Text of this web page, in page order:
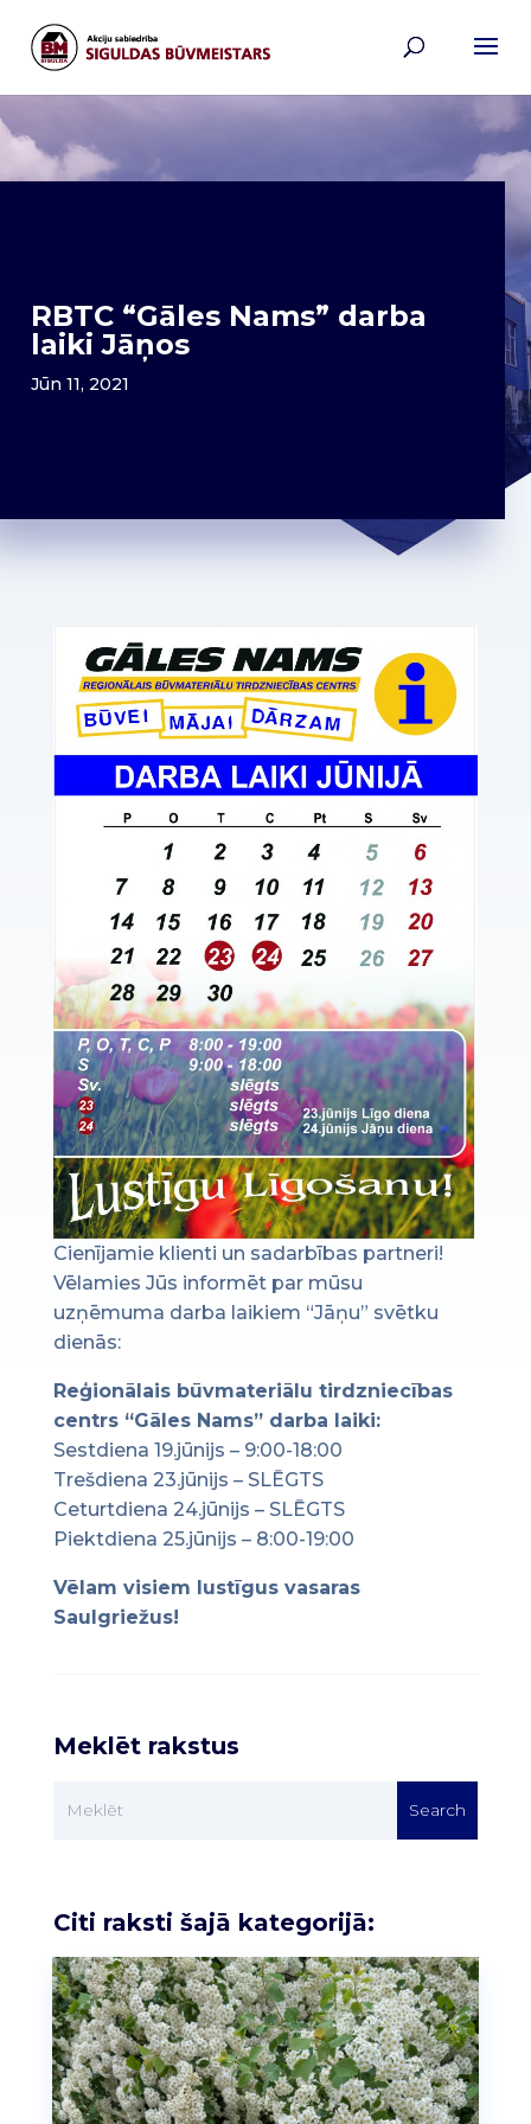
RBTC “Gāles Nams” darba
laiki Jāņos
Jūn 11, 2021
Cienījamie klienti un sadarbības partneri!
Vēlamies Jūs informēt par mūsu
uzņēmuma darba laikiem “Jāņu” svētku
dienās:
Reģionālais būvmateriālu tirdzniecības
centrs “Gāles Nams” darba laiki:
Sestdiena 19.jūnijs – 9:00-18:00
Trešdiena 23.jūnijs – SLĒGTS
Ceturtdiena 24.jūnijs – SLĒGTS
Piektdiena 25.jūnijs – 8:00-19:00
Vēlam visiem lustīgus vasaras
Saulgriežus!
Meklēt rakstus
Citi raksti šajā kategorijā: